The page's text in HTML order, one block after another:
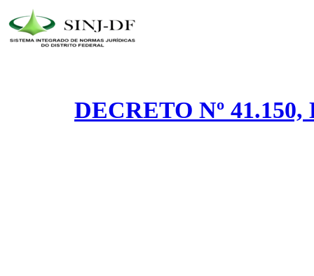
DECRETO Nº